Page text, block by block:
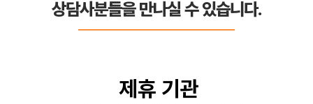
상담사분들을 만나실 수 있습니다.
제휴 기관